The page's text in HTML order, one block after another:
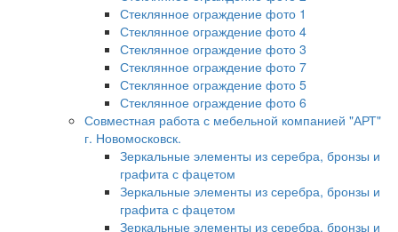
Стеклянное ограждение фото 1
Стеклянное ограждение фото 4
Стеклянное ограждение фото 3
Стеклянное ограждение фото 7
Стеклянное ограждение фото 5
Стеклянное ограждение фото 6
Совместная работа с мебельной компанией "АРТ"
г. Новомосковск.
Зеркальные элементы из серебра, бронзы и
графита с фацетом
Зеркальные элементы из серебра, бронзы и
графита с фацетом
Зеркальные элементы из серебра, бронзы и